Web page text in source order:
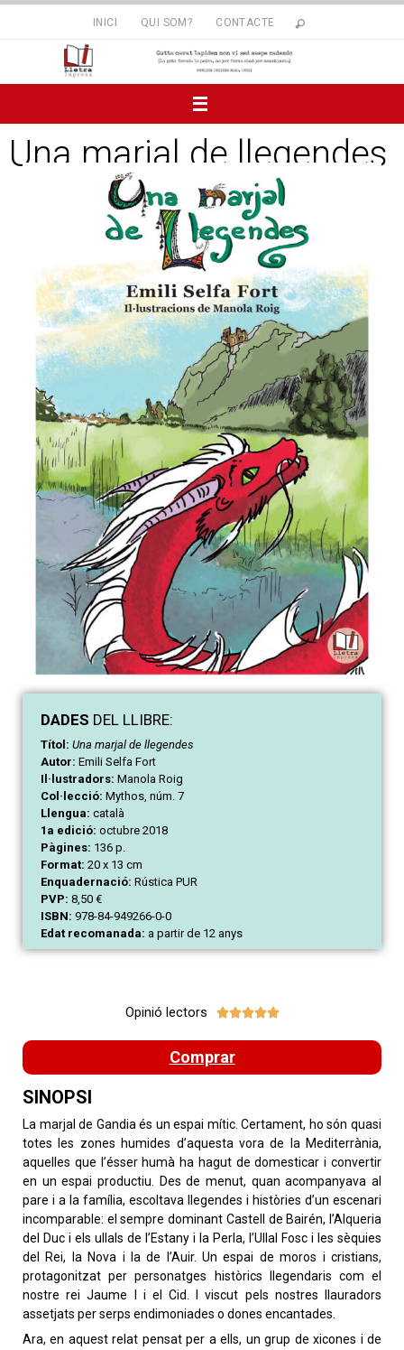
INICI QUI SOM? CONTACTE
Una marjal de llegendes
DADES DEL LLIBRE:
Títol: Una marjal de llegendes
Autor: Emili Selfa Fort
Il·lustradors: Manola Roig
Col·lecció: Mythos, núm. 7
Llengua: català
1a edició: octubre 2018
Pàgines: 136 p.
Format: 20 x 13 cm
Enquadernació: Rústica PUR
PVP: 8,50 €
ISBN: 978-84-949266-0-0
Edat recomanada: a partir de 12 anys
Opinió lectors 
Comprar
SINOPSI
La marjal de Gandia és un espai mític. Certament, ho són quasi
totes les zones humides d’aquesta vora de la Mediterrània,
aquelles que l’ésser humà ha hagut de domesticar i convertir
en un espai productiu. Des de menut, quan acompanyava al
pare i a la família, escoltava llegendes i històries d’un escenari
incomparable: el sempre dominant Castell de Bairén, l’Alqueria
del Duc i els ullals de l’Estany i la Perla, l’Ullal Fosc i les sèquies
del Rei, la Nova i la de l’Auir. Un espai de moros i cristians,
protagonitzat per personatges històrics llegendaris com el
nostre rei Jaume I i el Cid. I viscut pels nostres llauradors
assetjats per serps endimoniades o dones encantades.
Ara, en aquest relat pensat per a ells, un grup de xicones i de